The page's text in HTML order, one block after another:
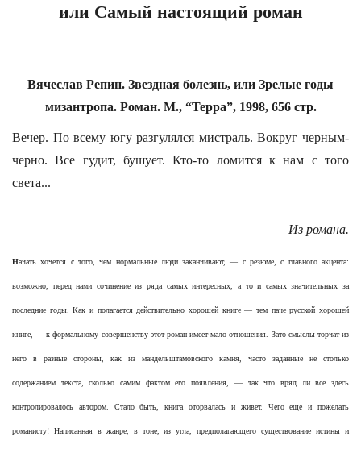
или Самый настоящий роман
Вячеслав Репин. Звездная болезнь, или Зрелые годы
мизантропа. Роман. М., “Терра”, 1998, 656 стр.
Вечер. По всему югу разгулялся мистраль. Вокруг черным-
черно. Все гудит, бушует. Кто-то ломится к нам с того
света...
Из романа.
Начать хочется с того, чем нормальные люди заканчивают, — с резюме, с главного акцента:
возможно, перед нами сочинение из ряда самых интересных, а то и самых значительных за
последние годы. Как и полагается действительно хорошей книге — тем паче русской хорошей
книге, — к формальному совершенству этот роман имеет мало отношения. Зато смыслы торчат из
него в разные стороны, как из мандельштамовского камня, часто заданные не столько
содержанием текста, сколько самим фактом его появления, — так что вряд ли все здесь
контролировалось автором. Стало быть, книга оторвалась и живет. Чего еще и пожелать
романисту! Написанная в жанре, в тоне, из угла, предполагающего существование истины и